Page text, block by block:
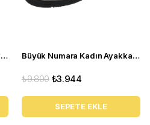
Yazlık Kısa Topuklu Kadın Ayakkabı LTF00141 Siyah Büyük Numara Kadın Ayakkabı Babet MYG2002 siyah D
₺3.944
₺9.800
SEPETE EKLE